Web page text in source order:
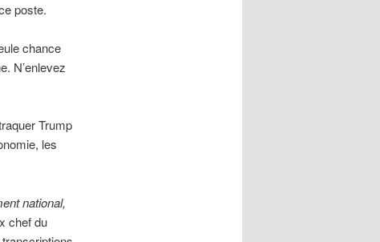
poste.
chance
N’enlevez
Trump
les
national,
chef du